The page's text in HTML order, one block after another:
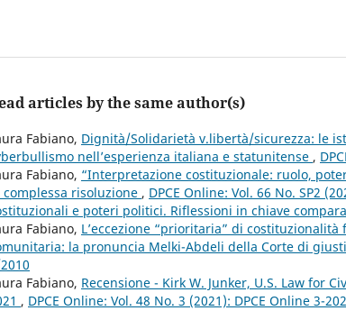
articles by the same author(s)
Fabiano, Dignità/Solidarietà v.libertà/sicurezza: le
nell’esperienza italiana e statunitense ,
Fabiano, “Interpretazione costituzionale: ruolo,
risoluzione , DPCE Online: Vol. 66 No. SP2
e poteri politici. Riflessioni in chiave
Fabiano, L’eccezione “prioritaria” di
la pronuncia Melki-Abdeli della Corte di
Fabiano, Recensione - Kirk W. Junker, U.S. Law for
, DPCE Online: Vol. 48 No. 3 (2021): DPCE Online 3-